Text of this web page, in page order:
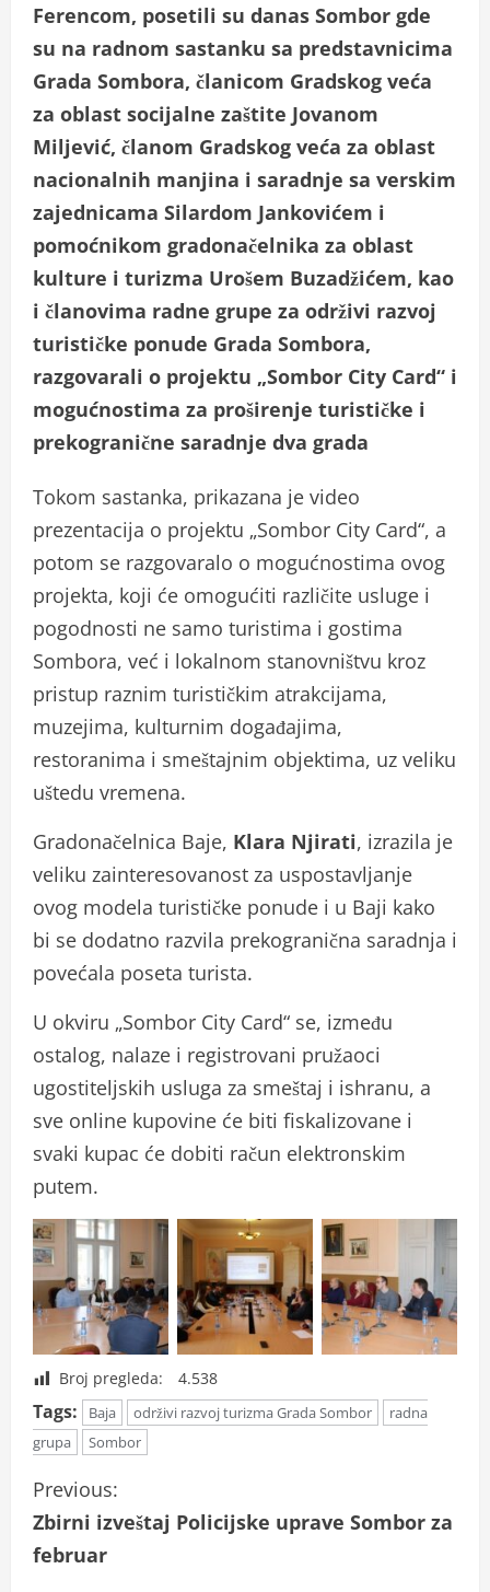
Ferencom, posetili su danas Sombor gde
su na radnom sastanku sa predstavnicima
Grada Sombora, članicom Gradskog veća
za oblast socijalne zaštite Jovanom
Miljević, članom Gradskog veća za oblast
nacionalnih manjina i saradnje sa verskim
zajednicama Silardom Jankovićem i
pomoćnikom gradonačelnika za oblast
kulture i turizma Urošem Buzadžićem, kao
i članovima radne grupe za održivi razvoj
turističke ponude Grada Sombora,
razgovarali o projektu „Sombor City Card“ i
mogućnostima za proširenje turističke i
prekogranične saradnje dva grada
Tokom sastanka, prikazana je video
prezentacija o projektu „Sombor City Card“, a
potom se razgovaralo o mogućnostima ovog
projekta, koji će omogućiti različite usluge i
pogodnosti ne samo turistima i gostima
Sombora, već i lokalnom stanovništvu kroz
pristup raznim turističkim atrakcijama,
muzejima, kulturnim događajima,
restoranima i smeštajnim objektima, uz veliku
uštedu vremena.
Gradonačelnica Baje, Klara Njirati, izrazila je
veliku zainteresovanost za uspostavljanje
ovog modela turističke ponude i u Baji kako
bi se dodatno razvila prekogranična saradnja i
povećala poseta turista.
U okviru „Sombor City Card“ se, između
ostalog, nalaze i registrovani pružaoci
ugostiteljskih usluga za smeštaj i ishranu, a
sve online kupovine će biti fiskalizovane i
svaki kupac će dobiti račun elektronskim
putem.
Broj pregleda: 4.538
Tags: Baja održivi razvoj turizma Grada Sombor
radna
grupa
Sombor
C
o
Previous:
Zbirni izveštaj Policijske uprave Sombor za
februar